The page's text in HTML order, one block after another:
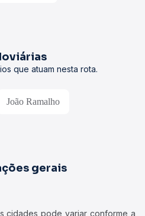
que atuam nesta rota.
João Ramalho
gerais
cidades pode variar conforme a